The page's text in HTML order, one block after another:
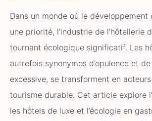
Dans un monde où le
une priorité, l’industrie de l’hôtellerie
tournant écologique significatif. Les
autrefois synonymes d’opulence et
excessive, se transforment en
tourisme durable. Cet article explore
les hôtels de luxe et l’écologie en